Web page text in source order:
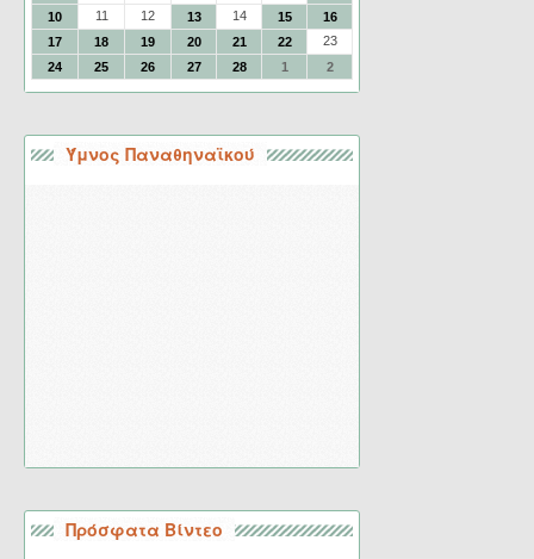
10
11 12 13 14 15
16
17
18 19 20 21 22
23
24
25 26 27 28 1 2
Ύμνος Παναθηναϊκού
Πρόσφατα Βίντεο